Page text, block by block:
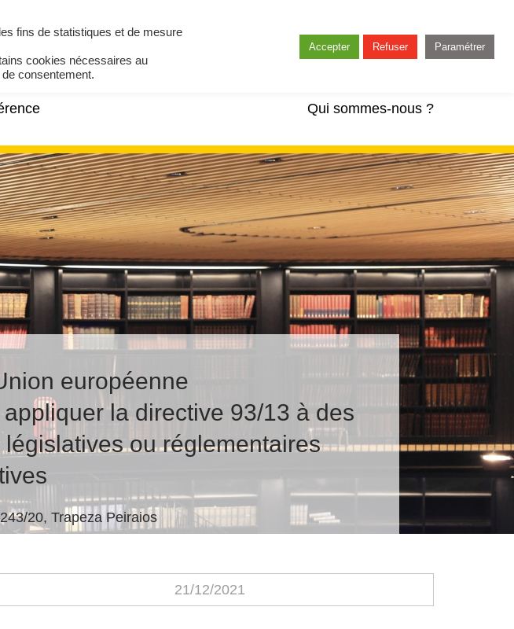
Qui sommes-nous ?
européenne
la directive 93/13 à des
ou réglementaires
20, Trapeza Peiraios
21/12/2021
fins de statistiques et de mesure
cookies nécessaires au
consentement.
Accepter Refuser Paramétrer